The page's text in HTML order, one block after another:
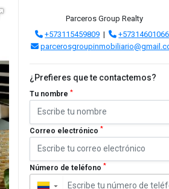
Parceros Group Realty
+573115459809 |
¿Prefieres que te contactemos?
Tu nombre *
Correo electrónico *
Número de teléfono *
▼